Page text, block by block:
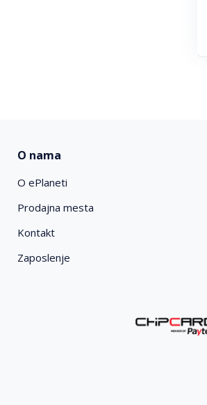
O nama
O ePlaneti
Prodajna mesta
Kontakt
Zaposlenje